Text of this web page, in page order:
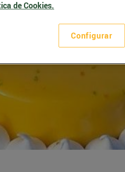
de Cookies.
Configurar